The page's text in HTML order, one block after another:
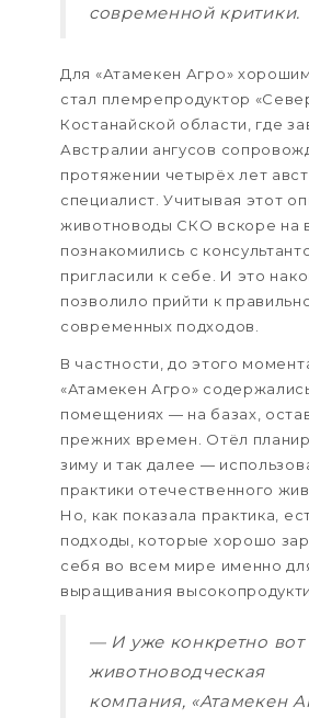
современной критики.
Для «Атамекен Агро»
стал племрепродуктор
Костанайской области, где
Австралии ангусов
протяжении четырёх лет
специалист. Учитывая этот
животноводы СКО вскоре на
познакомились с
пригласили к себе. И это
позволило прийти к
современных подходов.
В частности, до этого
«Атамекен Агро»
помещениях — на базах,
прежних времен. Отёл
зиму и так далее —
практики отечественного
Но, как показала практика,
подходы, которые хорошо
себя во всем мире именно
выращивания
— И уже конкретно вот
животноводческая
компания, «Атамекен